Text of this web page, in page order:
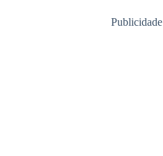
Publicidade